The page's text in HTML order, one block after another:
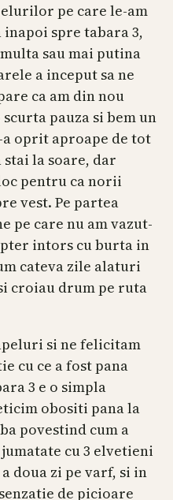
pe care le-am
spre tabara 3,
sau mai putina
a inceput sa ne
ca am din nou
pauza si bem un
oprit aproape de tot
la soare, dar
pentru ca norii
vest. Pe partea
pe care nu am vazut-
intors cu burta in
cateva zile alaturi
croiau drum pe ruta
si ne felicitam
cu ce a fost pana
3 e o simpla
obositi pana la
povestind cum a
cu 3 elvetieni
doua zi pe varf, si in
de picioare